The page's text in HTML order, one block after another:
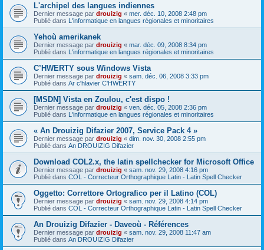
L'archipel des langues indiennes
Dernier message par drouizig « mer. déc. 10, 2008 2:48 pm
Publié dans L'informatique en langues régionales et minoritaires
Yehoù amerikanek
Dernier message par drouizig « mar. déc. 09, 2008 8:34 pm
Publié dans L'informatique en langues régionales et minoritaires
C’HWERTY sous Windows Vista
Dernier message par drouizig « sam. déc. 06, 2008 3:33 pm
Publié dans Ar c'hlavier C'HWERTY
[MSDN] Vista en Zoulou, c'est dispo !
Dernier message par drouizig « ven. déc. 05, 2008 2:36 pm
Publié dans L'informatique en langues régionales et minoritaires
« An Drouizig Difazier 2007, Service Pack 4 »
Dernier message par drouizig « dim. nov. 30, 2008 2:55 pm
Publié dans An DROUIZIG Difazier
Download COL2.x, the latin spellchecker for Microsoft Office
Dernier message par drouizig « sam. nov. 29, 2008 4:16 pm
Publié dans COL - Correcteur Orthographique Latin - Latin Spell Checker
Oggetto: Correttore Ortografico per il Latino (COL)
Dernier message par drouizig « sam. nov. 29, 2008 4:14 pm
Publié dans COL - Correcteur Orthographique Latin - Latin Spell Checker
An Drouizig Difazier - Daveoù - Références
Dernier message par drouizig « sam. nov. 29, 2008 11:47 am
Publié dans An DROUIZIG Difazier